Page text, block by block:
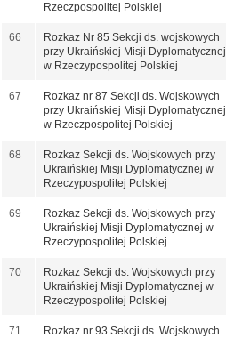
Rzeczpospolitej Polskiej
66
Rozkaz Nr 85 Sekcji ds. wojskowych
przy Ukraińskiej Misji Dyplomatycznej
w Rzeczypospolitej Polskiej
67
Rozkaz nr 87 Sekcji ds. Wojskowych
przy Ukraińskiej Misji Dyplomatycznej
w Rzeczpospolitej Polskiej
68
Rozkaz Sekcji ds. Wojskowych przy
Ukraińskiej Misji Dyplomatycznej w
Rzeczypospolitej Polskiej
69
Rozkaz Sekcji ds. Wojskowych przy
Ukraińskiej Misji Dyplomatycznej w
Rzeczypospolitej Polskiej
70
Rozkaz Sekcji ds. Wojskowych przy
Ukraińskiej Misji Dyplomatycznej w
Rzeczypospolitej Polskiej
71
Rozkaz nr 93 Sekcji ds. Wojskowych